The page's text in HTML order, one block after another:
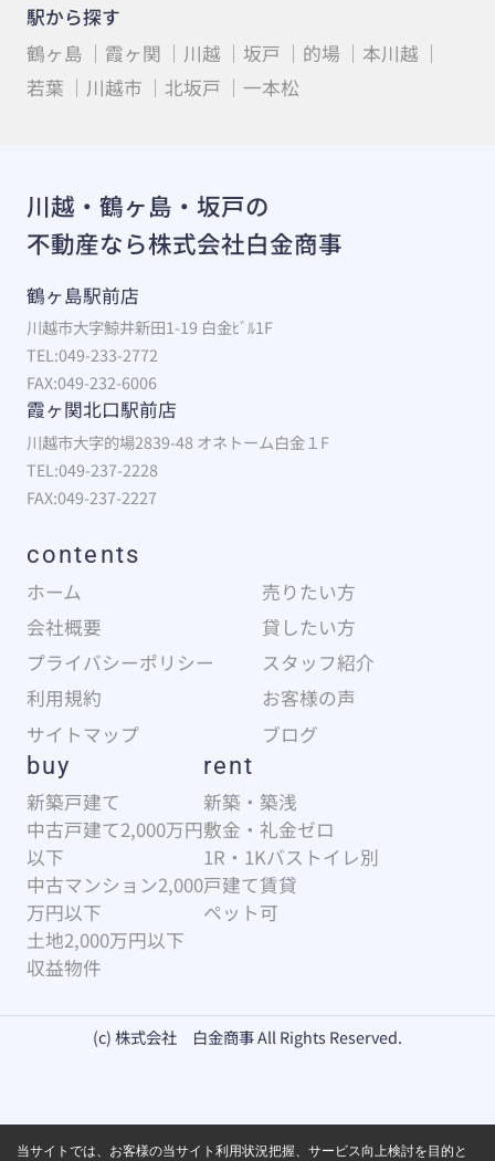
駅から探す
鶴ヶ島
霞ヶ関 川越 坂戸 的場
本川越
若葉
川越市 北坂戸 一本松
川越・鶴ヶ島・坂戸の
不動産なら株式会社白金商事
鶴ヶ島駅前店
川越市大字鯨井新田1-19 白金ﾋﾞﾙ1F
TEL:049-233-2772
FAX:049-232-6006
霞ヶ関北口駅前店
川越市大字的場2839-48 オネトーム白金１F
TEL:049-237-2228
FAX:049-237-2227
contents
ホーム
売りたい方
会社概要
貸したい方
プライバシーポリシー
スタッフ紹介
利用規約
お客様の声
サイトマップ
ブログ
buy
新築戸建て
中古戸建て2,000万円
以下
中古マンション2,000
万円以下
土地2,000万円以下
収益物件
rent
新築・築浅
敷金・礼金ゼロ
1R・1Kバストイレ別
戸建て賃貸
ペット可
(c) 株式会社 白金商事 All Rights Reserved.
当サイトでは、お客様の当サイト利用状況把握、サービス向上検討を目的と